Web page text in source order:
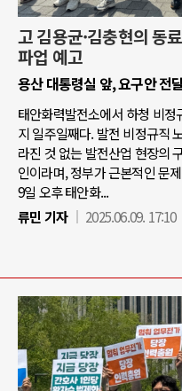
고 김용균·김충현의 동
파업 예고
용산 대통령실 앞, 요구안 전
태안화력발전소에서 하청 비
지 일주일째다. 발전 비정규직
라진 것 없는 발전산업 현장의
인이라며, 정부가 근본적인 문
9일 오후 태안화...
류민 기자
2025.06.09. 17:10